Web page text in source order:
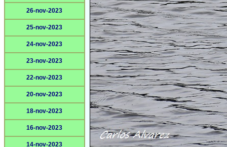
26-nov-2023
25-nov-2023
24-nov-2023
23-nov-2023
22-nov-2023
20-nov-2023
18-nov-2023
16-nov-2023
14-nov-2023